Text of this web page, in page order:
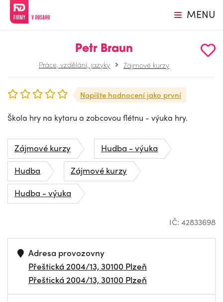
MENU
Petr Braun
Práce, vzdělání, jazyky Zájmové kurzy
Napište hodnocení jako první
Škola hry na kytaru a zobcovou flétnu - výuka hry.
Zájmové kurzy
Hudba - výuka
Hudba
Zájmové kurzy
Hudba - výuka
IČ: 42833698
Adresa provozovny
Přeštická 2004/13, 30100 Plzeň
Přeštická 2004/13, 30100 Plzeň